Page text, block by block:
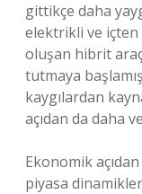
gittikçe daha
elektrikli ve içten
oluşan hibrit
tutmaya
kaygılardan
açıdan da daha
Ekonomik
piyasa